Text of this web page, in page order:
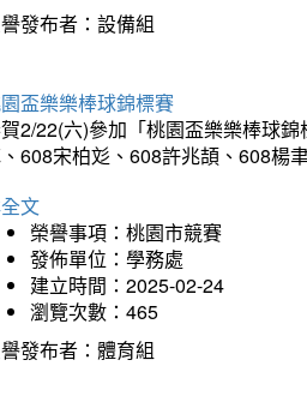
發布者：設備組
盃樂樂棒球錦標賽
2/22(六)參加「桃園盃樂樂棒球
608宋柏彣、608許兆頡、608楊
文
榮譽事項：桃園市競賽
發佈單位：學務處
建立時間：2025-02-24
瀏覽次數：465
發布者：體育組